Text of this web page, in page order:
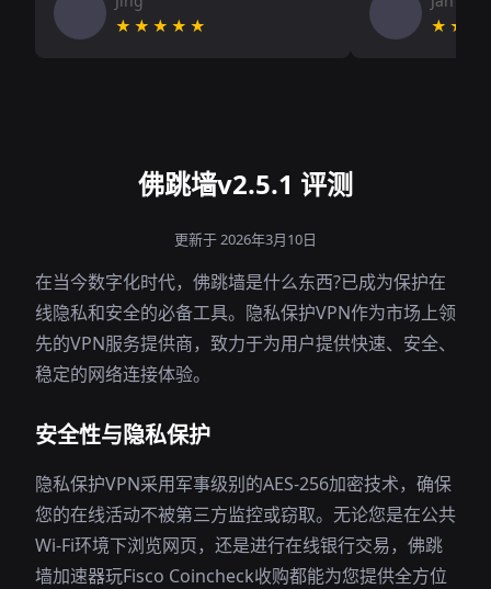
★★★★★
佛跳墙v2.5.1 评测
更新于 2026年3月10日
在当今数字化时代，佛跳墙是什么东西?已成为保护在
线隐私和安全的必备工具。隐私保护VPN作为市场上领
先的VPN服务提供商，致力于为用户提供快速、安全、
稳定的网络连接体验。
安全性与隐私保护
隐私保护VPN采用军事级别的AES-256加密技术，确保
您的在线活动不被第三方监控或窃取。无论您是在公共
Wi-Fi环境下浏览网页，还是进行在线银行交易，佛跳
墙加速器玩Fisco Coincheck收购都能为您提供全方位